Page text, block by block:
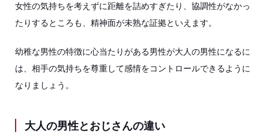
女性の気持ちを考えずに距離を詰めすぎたり、協調性がなかっ
たりするところも、精神面が未熟な証拠といえます。
幼稚な男性の特徴に心当たりがある男性が大人の男性になるに
は、相手の気持ちを尊重して感情をコントロールできるように
なりましょう。
大人の男性とおじさんの違い